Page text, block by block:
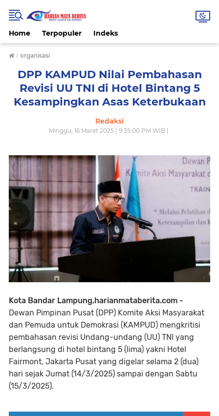
Home Terpopuler Indeks
› organisasi
DPP KAMPUD Nilai Pembahasan
Revisi UU TNI di Hotel Bintang 5
Kesampingkan Asas Keterbukaan
Redaksi
Minggu, 16 Maret 2025 | 9:35:00 PM WIB |
Kota Bandar Lampung,harianmataberita.com -
Dewan Pimpinan Pusat (DPP) Komite Aksi Masyarakat
dan Pemuda untuk Demokrasi (KAMPUD) mengkritisi
pembahasan revisi Undang-undang (UU) TNI yang
berlangsung di hotel bintang 5 (lima) yakni Hotel
Fairmont, Jakarta Pusat yang digelar selama 2 (dua)
hari sejak Jumat (14/3/2025) sampai dengan Sabtu
(15/3/2025).